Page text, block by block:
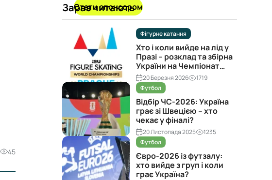
Стати спонсором
45
Зараз читають
Фігурне катання
Хто і коли вийде на лід у
Празі – розклад та збірна
України на Чемпіонат
світу з фігурного катання
2026
20 Березня 2026
1719
Футбол
Відбір ЧС-2026: Україна
грає зі Швецією – хто
чекає у фіналі?
20 Листопада 2025
1235
Футбол
Євро-2026 із футзалу:
хто вийде з груп і коли
грає Україна?